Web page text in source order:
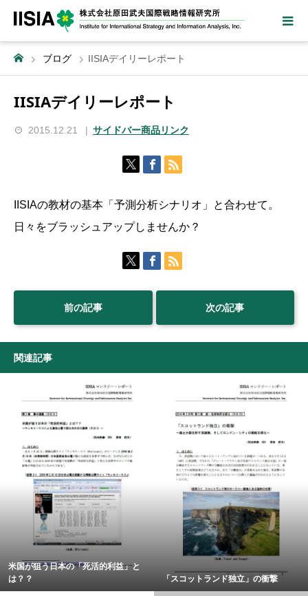
ブログ IISIAデイリーレポート
IISIAデイリーレポート
2015.12.21 サイドバー商品リンク
IISIAの教材の基本「予測分析シナリオ」と合わせて。
日々をブラッシュアップしませんか？
前の記事 次の記事
関連記事
米国が狙う日本の「死活的利益」と
は？？
「スコットランド独立」の衝撃